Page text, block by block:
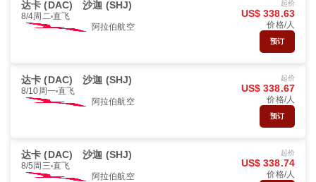
达卡 (DAC) 沙迦 (SHJ)
8/4周二 直飞
阿拉伯航空
起价
US$ 338.63
价格/人
预订
达卡 (DAC) 沙迦 (SHJ)
8/10周一 直飞
阿拉伯航空
起价
US$ 338.67
价格/人
预订
达卡 (DAC) 沙迦 (SHJ)
8/5周三 直飞
阿拉伯航空
起价
US$ 338.74
价格/人